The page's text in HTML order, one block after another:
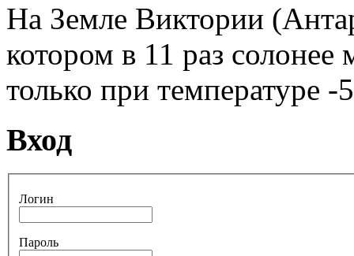
На Земле Виктории
котором в 11 раз
только при температуре -
Вход
Логин
Пароль